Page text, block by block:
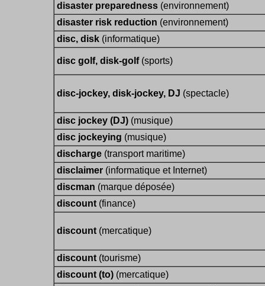
disaster preparedness (environnement)
disaster risk reduction (environnement)
disc, disk (informatique)
disc golf, disk-golf(sports)
disc-jockey, disk-jockey, DJ (spectacle)
disc jockey (DJ) (musique)
disc jockeying (musique)
discharge (transport maritime)
disclaimer (informatique et Internet)
discman (marque déposée)
discount (finance)
discount (mercatique)
discount (tourisme)
discount (to) (mercatique)